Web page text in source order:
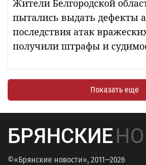
Жители Белгородской
пытались выдать дефекты
последствия атак
получили штрафы и
Показать еще
БРЯНСКИЕ
©«Брянские новости», 2011—2026